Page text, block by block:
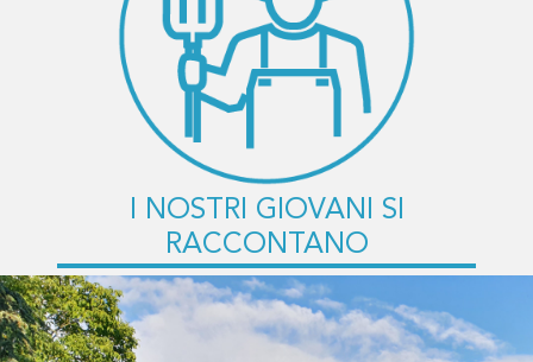
I NOSTRI GIOVANI SI
RACCONTANO